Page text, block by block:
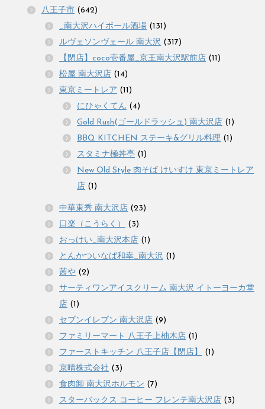
八王子市 (642)
_南大沢ハイボール酒場 (131)
ルヴェソンヴェール 南大沢 (317)
【閉店】coco壱番屋_京王南大沢駅前店 (11)
松屋 南大沢店 (14)
東京ミートレア (11)
にひゃくてん (4)
Gold Rush(ゴールドラッシュ) 南大沢店 (1)
BBQ KITCHEN ステーキ&グリル料理 (1)
スタミナ極丼亭 (1)
New Old Style 肉そば けいすけ 東京ミートレア
店 (1)
中華東秀 南大沢店 (23)
口楽（こうらく）
(3)
おっけい_南大沢本店 (1)
とんかついなば和幸_南大沢 (1)
茜や (2)
サーティワンアイスクリーム 南大沢 イトーヨーカ堂
店 (1)
セブンイレブン 南大沢店 (9)
ファミリーマート 八王子上柚木店 (1)
ファーストキッチン 八王子店【閉店】
(1)
京晴株式会社 (3)
食肉卸 南大沢ホルモン (7)
スターバックス コーヒー フレンテ南大沢店 (3)